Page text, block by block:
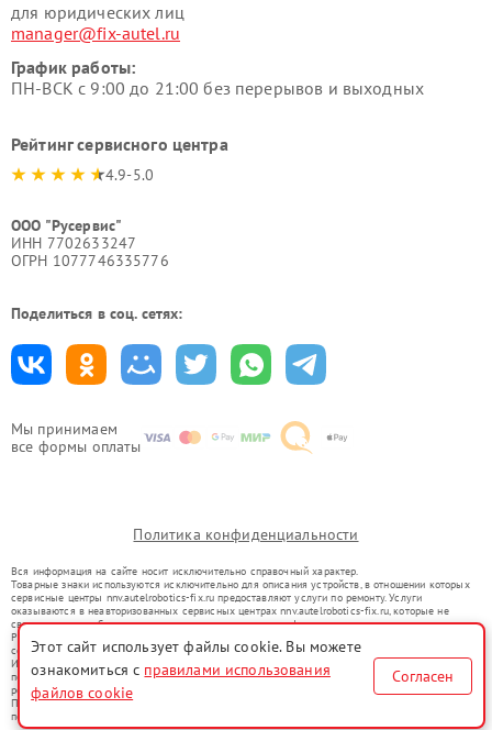
Мы принимаем
все формы оплаты
для юридических лиц
manager@fix-autel.ru
График работы:
ПН-ВСК с 9:00 до 21:00 без перерывов и выходных
Рейтинг сервисного центра
4.9-5.0
ООО "Русервис"
ИНН 7702633247
ОГРН 1077746335776
Поделиться в соц. сетях:
Политика конфиденциальности
Вся информация на сайте носит исключительно справочный характер.
Товарные знаки используются исключительно для описания устройств, в отношении которых
сервисные центры nnv.autelrobotics-fix.ru предоставляют услуги по ремонту. Услуги
оказываются в неавторизованных сервисных центрах nnv.autelrobotics-fix.ru, которые не
связаны с правообладателями товарных знаков или их официальными представителями.
Ремонт осуществляется для устройств, уже введенных в гражданский оборот в соответствии
со статьей 1487 ГК РФ.
Использование товарных знаков не преследует цели индивидуализации услуг или введения
потребителей в заблуждение, а служит для информирования о предоставляемых услугах по
ремонту техники указанных брендов.
Представленная на сайте информация не является публичной офертой, определяемой
положениями Статьи 437(2) Гражданского кодекса РФ
Этот сайт использует файлы cookie. Вы можете
ознакомиться с правилами использования
файлов cookie
Согласен